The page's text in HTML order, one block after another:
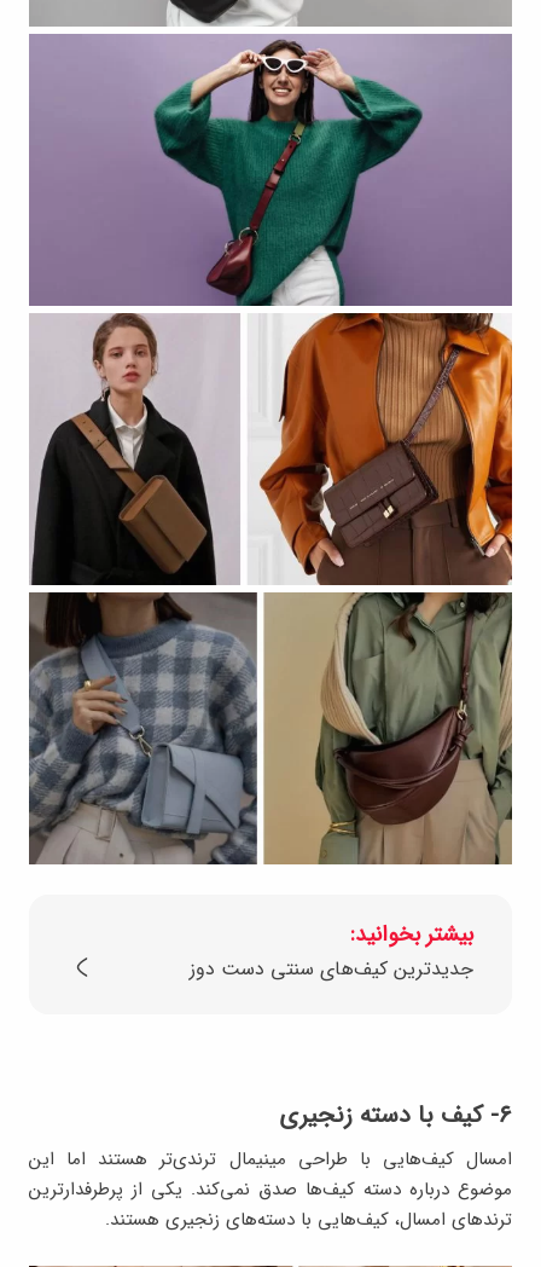
بیشتر بخوانید:
جدیدترین کیف‌های سنتی دست دوز
۶- کیف با دسته زنجیری
امسال کیف‌هایی با طراحی مینیمال ترندی‌تر هستند اما این
موضوع درباره دسته کیف‌ها صدق نمی‌کند. یکی از پرطرفدارترین
ترندهای امسال، کیف‌هایی با دسته‌های زنجیری هستند.